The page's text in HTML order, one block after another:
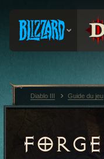
Diablo III Guide du jeu